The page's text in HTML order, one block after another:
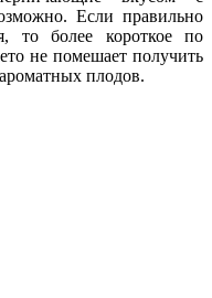
Если правильно
то более короткое по
не помешает получить
плодов.